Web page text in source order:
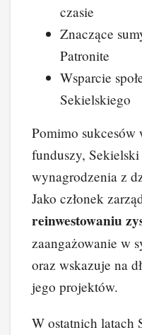
czasie
Znaczące
Patronite
Wsparcie
Sekielskiego
Pomimo
funduszy,
wynagrodzenia z
Jako członek
reinwestowaniu
zaangażowanie w
oraz wskazuje na
jego projektów.
W ostatnich latach